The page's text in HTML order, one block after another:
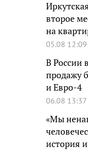
второе
на
05.08 12:09
В России
продажу
и Евро-4
06.08 13:37
«Мы
история